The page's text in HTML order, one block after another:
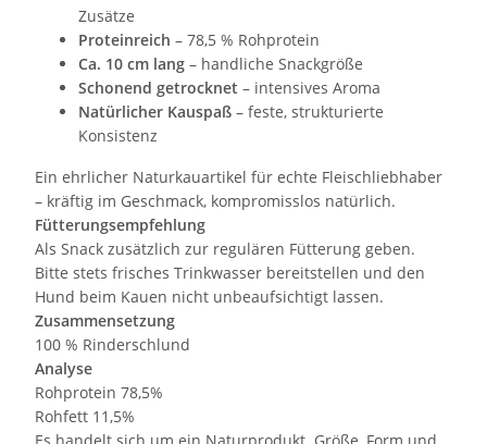
Zusätze
Proteinreich – 78,5 % Rohprotein
Ca. 10 cm lang – handliche Snackgröße
Schonend getrocknet – intensives Aroma
Natürlicher Kauspaß – feste, strukturierte
Konsistenz
Ein ehrlicher Naturkauartikel für echte Fleischliebhaber
– kräftig im Geschmack, kompromisslos natürlich.
Fütterungsempfehlung
Als Snack zusätzlich zur regulären Fütterung geben.
Bitte stets frisches Trinkwasser bereitstellen und den
Hund beim Kauen nicht unbeaufsichtigt lassen.
Zusammensetzung
100 % Rinderschlund
Analyse
Rohprotein 78,5%
Rohfett 11,5%